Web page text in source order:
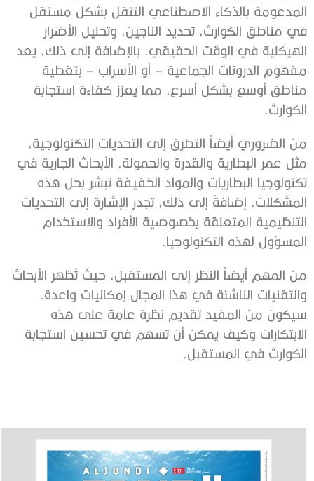
المدعومة بالذكاء الاصطناعي التنقل بشكل مستقل
في مناطق الكوارث، تحديد الناجين، وتحليل الأضرار
الهيكلية في الوقت الحقيقي. بالإضافة إلى ذلك، يعد
مفهوم الدرونات الجماعية – أو الأسراب – بتغطية
مناطق أوسع بشكل أسرع، مما يعزز كفاءة استجابة
الكوارث.
من الضروري أيضاً التطرق إلى التحديات التكنولوجية،
مثل عمر البطارية والقدرة والحمولة. الأبحاث الجارية في
تكنولوجيا البطاريات والمواد الخفيفة تبشر بحل هذه
المشكلات. إضافةً إلى ذلك، تجدر الإشارة إلى التحديات
التنظيمية المتعلقة بخصوصية الأفراد والاستخدام
المسؤول لهذه التكنولوجيا.
من المهم أيضاً النظر إلى المستقبل، حيث تُظهر الأبحاث
والتقنيات الناشئة في هذا المجال إمكانيات واعدة.
سيكون من المفيد تقديم نظرة عامة على هذه
الابتكارات وكيف يمكن أن تسهم في تحسين استجابة
الكوارث في المستقبل.